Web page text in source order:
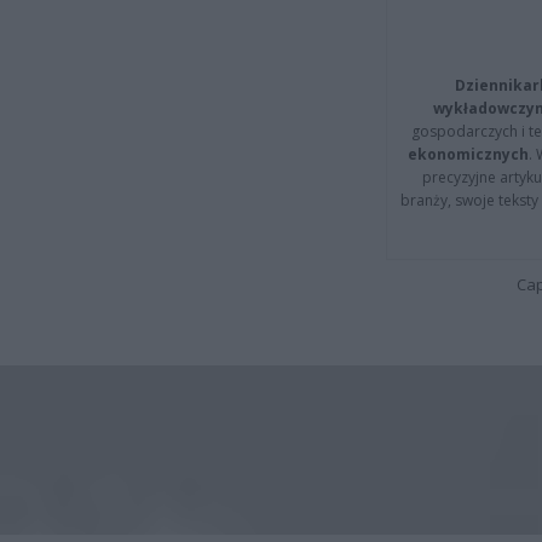
gospodarczych i
ekonomicznych.
precyzyjne
branży, swoje